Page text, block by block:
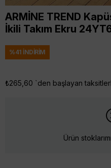
ARMİNE TREND
İkili Takım Ekru
%41 İNDIRIM
₺265,60 `den başlayan
Ürün